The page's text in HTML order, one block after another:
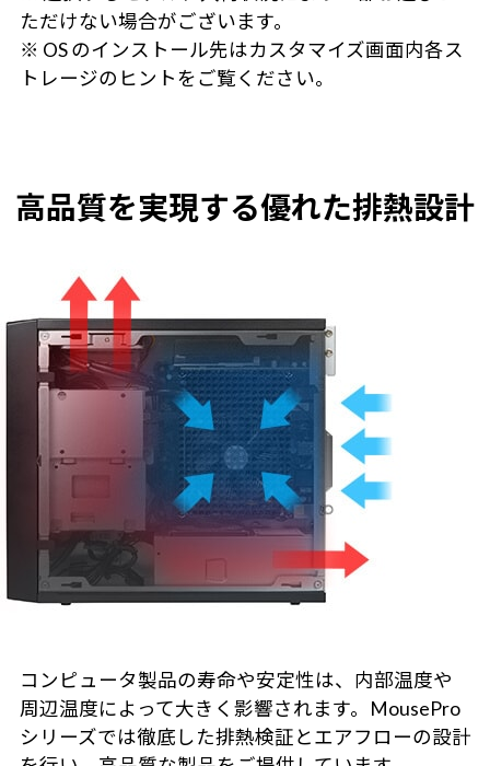
ただけない場合がございます。
※ OS のインストール先はカスタマイズ画面内各ス
トレージのヒントをご覧ください。
高品質を実現する優れた排熱設計
コンピュータ製品の寿命や安定性は、内部温度や
周辺温度によって大きく影響されます。MousePro
シリーズでは徹底した排熱検証とエアフローの設計